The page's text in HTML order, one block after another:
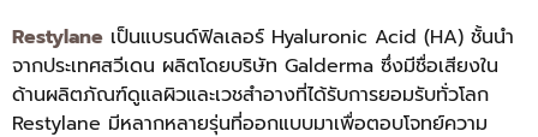
Restylane เป็นแบรนด์ฟิลเลอร์ Hyaluronic Acid (HA) ชั้นนำ
จากประเทศสวีเดน ผลิตโดยบริษัท Galderma ซึ่งมีชื่อเสียงใน
ด้านผลิตภัณฑ์ดูแลผิวและเวชสำอางที่ได้รับการยอมรับทั่วโลก
Restylane มีหลากหลายรุ่นที่ออกแบบมาเพื่อตอบโจทย์ความ